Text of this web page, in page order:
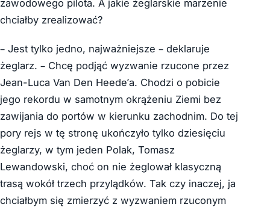
zawodowego pilota. A jakie żeglarskie marzenie
chciałby zrealizować?
– Jest tylko jedno, najważniejsze – deklaruje
żeglarz. – Chcę podjąć wyzwanie rzucone przez
Jean-Luca Van Den Heede’a. Chodzi o pobicie
jego rekordu w samotnym okrążeniu Ziemi bez
zawijania do portów w kierunku zachodnim. Do tej
pory rejs w tę stronę ukończyło tylko dziesięciu
żeglarzy, w tym jeden Polak, Tomasz
Lewandowski, choć on nie żeglował klasyczną
trasą wokół trzech przylądków. Tak czy inaczej, ja
chciałbym się zmierzyć z wyzwaniem rzuconym